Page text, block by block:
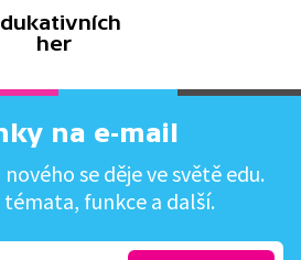
her
na e-mail
se děje ve světě edu.
témata, funkce a další.